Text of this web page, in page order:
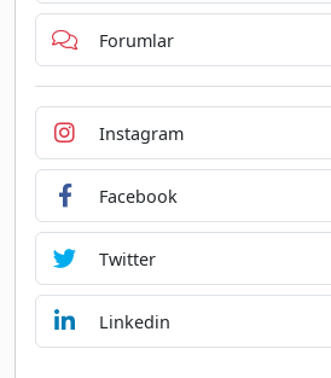
Forumlar
Instagram
Facebook
Twitter
Linkedin